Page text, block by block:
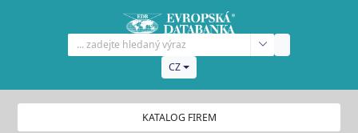
CZ
KATALOG FIREM